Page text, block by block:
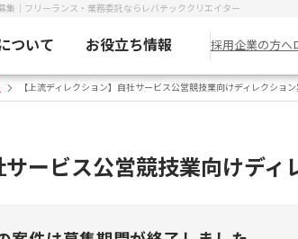
集｜フリーランス・業務委託ならレバテッククリエイター
ついて お役立ち情報 採用企業の方へ
【上流ディレクション】自社サービス公営競技業向けディレクショ
サービス公営競技業向けデ